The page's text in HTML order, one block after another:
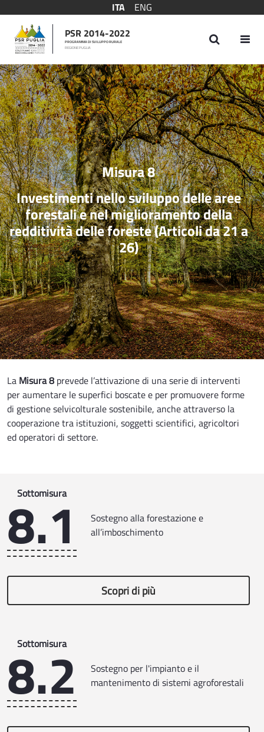
ITA
ENG
PSR 2014-2022
PROGRAMMA DI SVILUPPO RURALE
REGIONE PUGLIA
Misura 8
Misura 8
Investimenti nello sviluppo delle aree
forestali e nel miglioramento della
redditività delle foreste (Articoli da 21 a
26)
La Misura 8 prevede l’attivazione di una serie di interventi
per aumentare le superfici boscate e per promuovere forme
di gestione selvicolturale sostenibile, anche attraverso la
cooperazione tra istituzioni, soggetti scientifici, agricoltori
ed operatori di settore.
Sottomisura
8.1
Sostegno alla forestazione e
all’imboschimento
Scopri di più
Sottomisura
8.2
Sostegno per l'impianto e il
mantenimento di sistemi agroforestali